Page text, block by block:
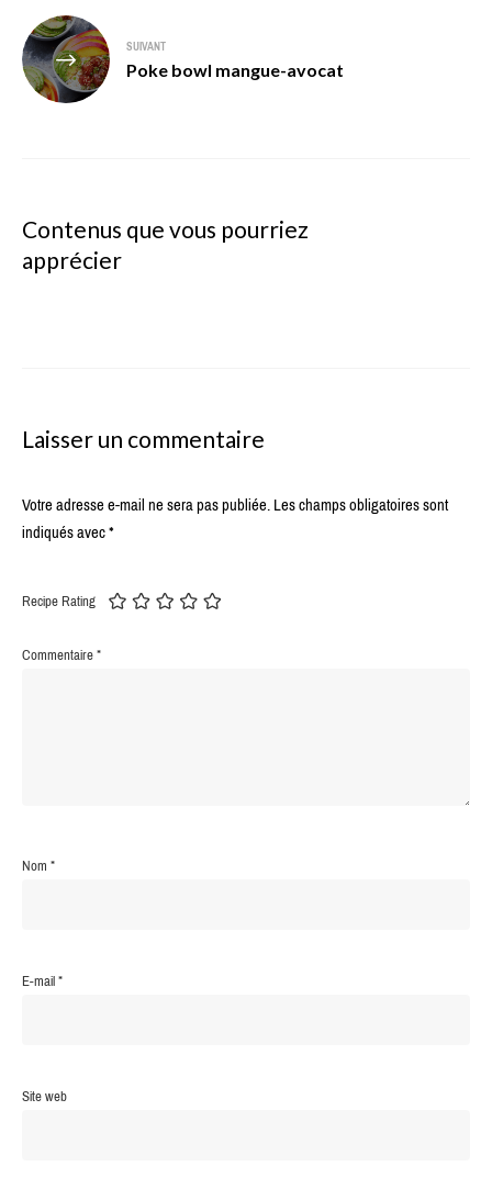
SUIVANT
Poke bowl mangue-avocat
Contenus que vous pourriez
apprécier
Laisser un commentaire
Votre adresse e-mail ne sera pas publiée.Les champs obligatoires sont
indiqués avec*
Recipe Rating
Commentaire*
Nom*
E-mail*
Site web